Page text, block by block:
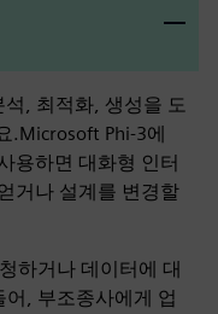
, 최적화, 생성을 도
.Microsoft Phi-3에
용하면 대화형 인터
거나 설계를 변경할
하거나 데이터에 대
, 부조종사에게 업